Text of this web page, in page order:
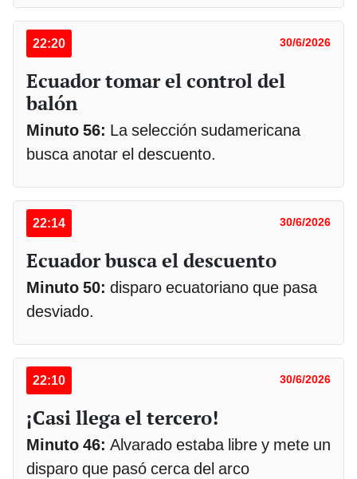
22:20 30/6/2026
Ecuador tomar el control del
balón
Minuto 56: La selección sudamericana
busca anotar el descuento.
22:14 30/6/2026
Ecuador busca el descuento
Minuto 50: disparo ecuatoriano que pasa
desviado.
22:10 30/6/2026
¡Casi llega el tercero!
Minuto 46: Alvarado estaba libre y mete un
disparo que pasó cerca del arco